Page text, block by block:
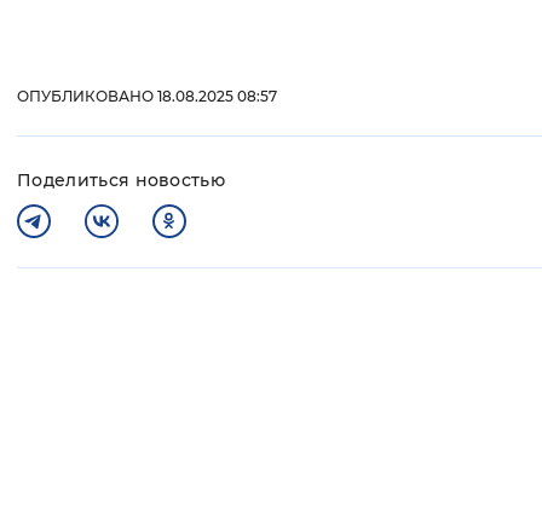
ОПУБЛИКОВАНО 18.08.2025 08:57
Поделиться новостью